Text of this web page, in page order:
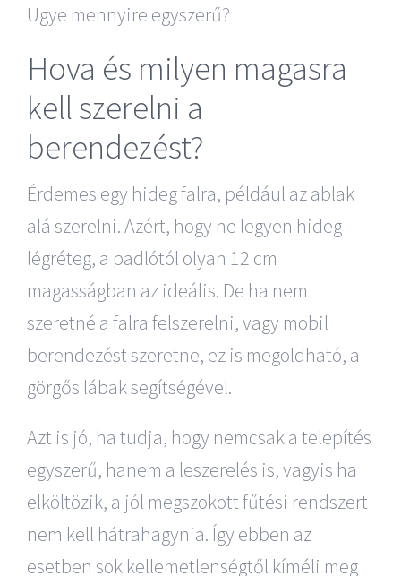
Ugye mennyire egyszerű?
Hova és milyen magasra
kell szerelni a
berendezést?
Érdemes egy hideg falra, például az ablak
alá szerelni. Azért, hogy ne legyen hideg
légréteg, a padlótól olyan 12 cm
magasságban az ideális. De ha nem
szeretné a falra felszerelni, vagy mobil
berendezést szeretne, ez is megoldható, a
görgős lábak segítségével.
Azt is jó, ha tudja, hogy nemcsak a telepítés
egyszerű, hanem a leszerelés is, vagyis ha
elköltözik, a jól megszokott fűtési rendszert
nem kell hátrahagynia. Így ebben az
esetben sok kellemetlenségtől kíméli meg